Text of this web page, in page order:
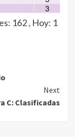
162, Hoy: 1
Next
C: Clasificadas